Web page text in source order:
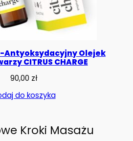
Antyoksydacyjny Olejek
CITRUS CHARGE
90,00 zł
do koszyka
Kroki Masażu